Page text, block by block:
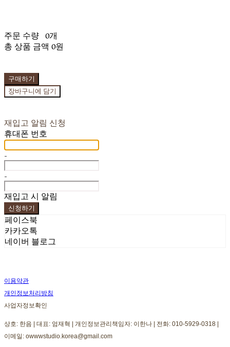
주문 수량
0개
총 상품 금액 0원
구매하기
장바구니에 담기
재입고 알림 신청
휴대폰 번호
-
-
재입고 시 알림
신청하기
페이스북
카카오톡
네이버 블로그
이용약관
개인정보처리방침
사업자정보확인
상호: 한음 | 대표: 엄재혁 | 개인정보관리책임자: 이한나 | 전화: 010-5929-0318 |
이메일: owwwstudio.korea@gmail.com